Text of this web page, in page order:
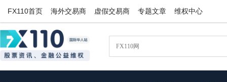
FX110首页 海外交易商 虚假交易商 专题文章 维权中心